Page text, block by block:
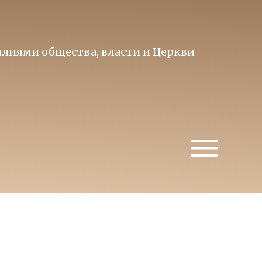
общества, власти и Церкви